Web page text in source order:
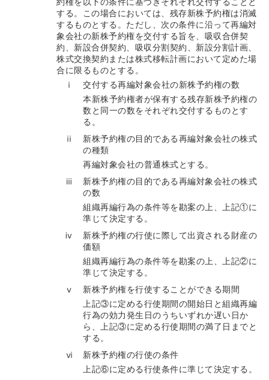
約権を以下の条件に基づきそれぞれ交付することと
する。この場合においては、残存新株予約権は消滅
するものとする。ただし、次の条件に沿って再編対
象会社の新株予約権を交付する旨を、吸収合併契
約、新設合併契約、吸収分割契約、新設分割計画、
株式交換契約または株式移転計画において定めた場
合に限るものとする。
ⅰ
交付する再編対象会社の新株予約権の数
本新株予約権者が保有する残存新株予約権の
数と同一の数をそれぞれ交付するものとす
る。
ⅱ
新株予約権の目的である再編対象会社の株式
の種類
再編対象会社の普通株式とする。
ⅲ
新株予約権の目的である再編対象会社の株式
の数
組織再編行為の条件等を勘案の上、上記①に
準じて決定する。
ⅳ
新株予約権の行使に際して出資される財産の
価額
組織再編行為の条件等を勘案の上、上記②に
準じて決定する。
ⅴ
新株予約権を行使することができる期間
上記③に定める行使期間の開始日と組織再編
行為の効力発生日のうちいずれか遅い日か
ら、上記③に定める行使期間の満了日までと
する。
ⅵ
新株予約権の行使の条件
上記⑥に定める行使条件に準じて決定する。